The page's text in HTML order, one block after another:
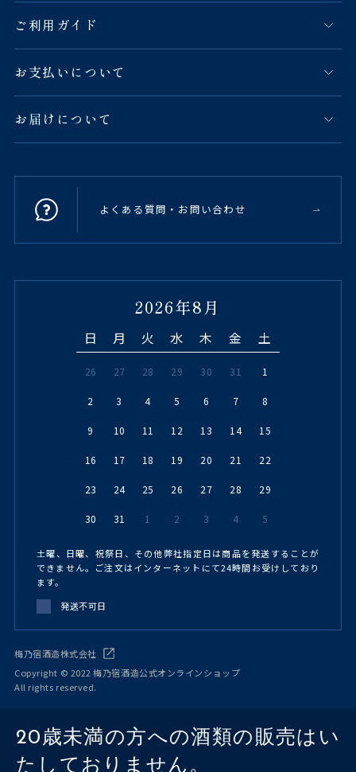
ご利用ガイド
お支払いについて
お届けについて
よくある質問・お問い合わせ
2026年8月
日 月 火 水 木 金 土
26 27 28 29 30 31 1
2 3 4 5 6 7 8
9 10 11 12 13 14 15
16 17 18 19 20 21 22
23 24 25 26 27 28 29
30 31 1 2 3 4 5
土曜、日曜、祝祭日、その他弊社指定日は商品を発送することが
できません。ご注文はインターネットにて24時間お受けしており
ます。
発送不可日
梅乃宿酒造株式会社
Copyright © 2022 梅乃宿酒造公式オンラインショップ
All rights reserved.
20歳未満の方への酒類の販売はい
たしておりません。